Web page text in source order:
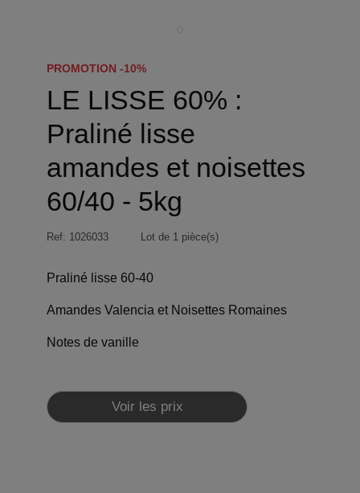
PROMOTION -10%
LE LISSE 60% :
Praliné lisse
amandes et noisettes
60/40 - 5kg
Ref: 1026033 Lot de 1 pièce(s)
Praliné lisse 60-40
Amandes Valencia et Noisettes Romaines
Notes de vanille
Voir les prix